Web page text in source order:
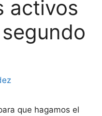
activos
que hagamos el